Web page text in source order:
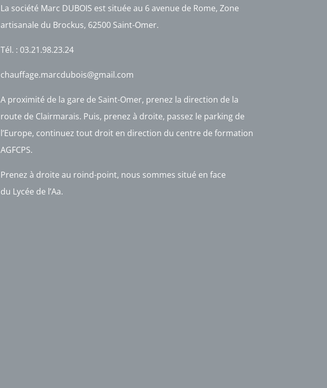
La société Marc DUBOIS est située au 6 avenue de Rome, Zone
artisanale du Brockus, 62500 Saint-Omer.
Tél. : 03.21.98.23.24
chauffage.marcdubois@gmail.com
A proximité de la gare de Saint-Omer, prenez la direction de la
route de Clairmarais. Puis, prenez à droite, passez le parking de
l’Europe, continuez tout droit en direction du centre de formation
AGFCPS.
Prenez à droite au roind-point, nous sommes situé en face
du Lycée de l’Aa.